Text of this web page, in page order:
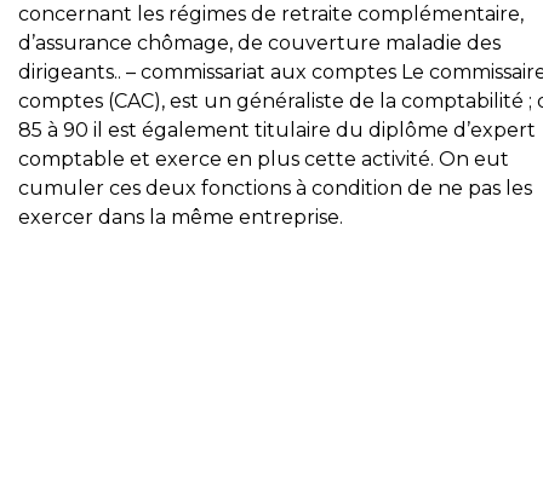
concernant les régimes de retraite complémentaire,
d’assurance chômage, de couverture maladie des
dirigeants.. – commissariat aux comptes Le
comptes (CAC), est un généraliste de la comptabilité ;
85 à 90 il est également titulaire du diplôme d’expert
comptable et exerce en plus cette activité. On eut
cumuler ces deux fonctions à condition de ne pas les
exercer dans la même entreprise.